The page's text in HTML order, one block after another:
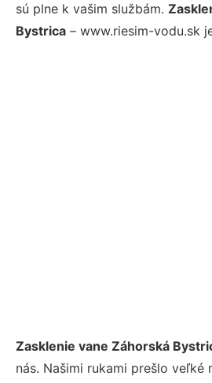
sú plne k vašim službám.
Bystrica – www.riesim-vodu.sk
Zasklenie vane Záhorská
nás. Našimi rukami prešlo veľké